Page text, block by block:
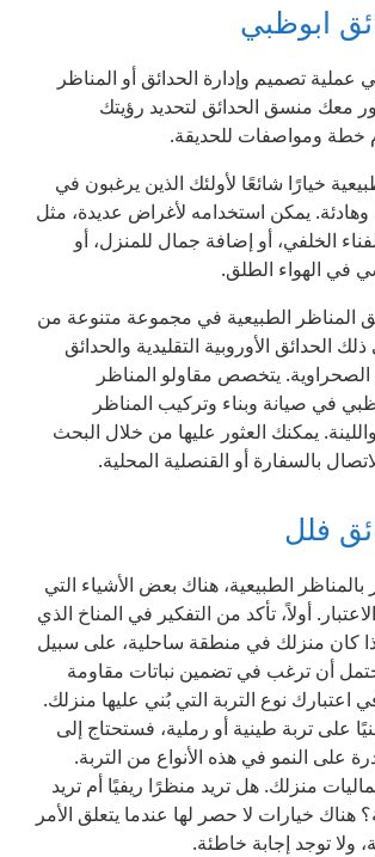
ابوظبي
عملية تصميم وإدارة الحدائق أو المناظر
معك منسق الحدائق لتحديد رؤيتك
خطة ومواصفات للحديقة.
خيارًا شائعًا لأولئك الذين يرغبون في
وهادئة. يمكن استخدامه لأغراض عديدة، مثل
الخلفي، أو إضافة جمال للمنزل، أو
في الهواء الطلق.
المناظر الطبيعية في مجموعة متنوعة من
الحدائق الأوروبية التقليدية والحدائق
الصحراوية. يتخصص مقاولو المناظر
في صيانة وبناء وتركيب المناظر
يمكنك العثور عليها من خلال البحث
بالسفارة أو القنصلية المحلية.
فلل
بالمناظر الطبيعية، هناك بعض الأشياء التي
أولاً، تأكد من التفكير في المناخ الذي
كان منزلك في منطقة ساحلية، على سبيل
أن ترغب في تضمين نباتات مقاومة
اعتبارك نوع التربة التي بُني عليها منزلك.
على تربة طينية أو رملية، فستحتاج إلى
على النمو في هذه الأنواع من التربة.
منزلك. هل تريد منظرًا ريفيًا أم تريد
هناك خيارات لا حصر لها عندما يتعلق الأمر
ولا توجد إجابة خاطئة.